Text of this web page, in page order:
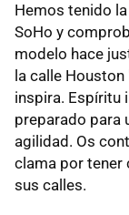
Hemos tenido
SoHo y
modelo hace
la calle
inspira. Espíritu
preparado para
agilidad. Os
clama por tener
sus calles.